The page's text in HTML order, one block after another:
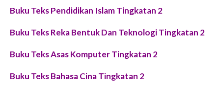
Buku Teks Pendidikan Islam Tingkatan 2
Buku Teks Reka Bentuk Dan Teknologi Tingkatan 2
Buku Teks Asas Komputer Tingkatan 2
Buku Teks Bahasa Cina Tingkatan 2